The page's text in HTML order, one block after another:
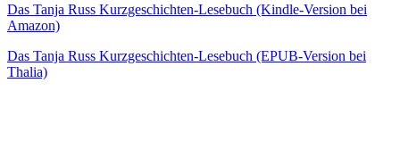
Das Tanja Russ Kurzgeschichten-Lesebuch (Kindle-Version bei
Amazon)
Das Tanja Russ Kurzgeschichten-Lesebuch (EPUB-Version bei
Thalia)